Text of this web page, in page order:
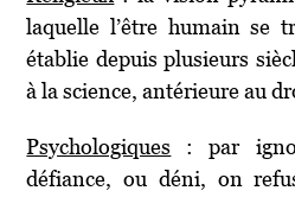
laquelle l’être humain se
établie depuis plusieurs
à la science, antérieure au
Psychologiques : par
défiance, ou déni, on